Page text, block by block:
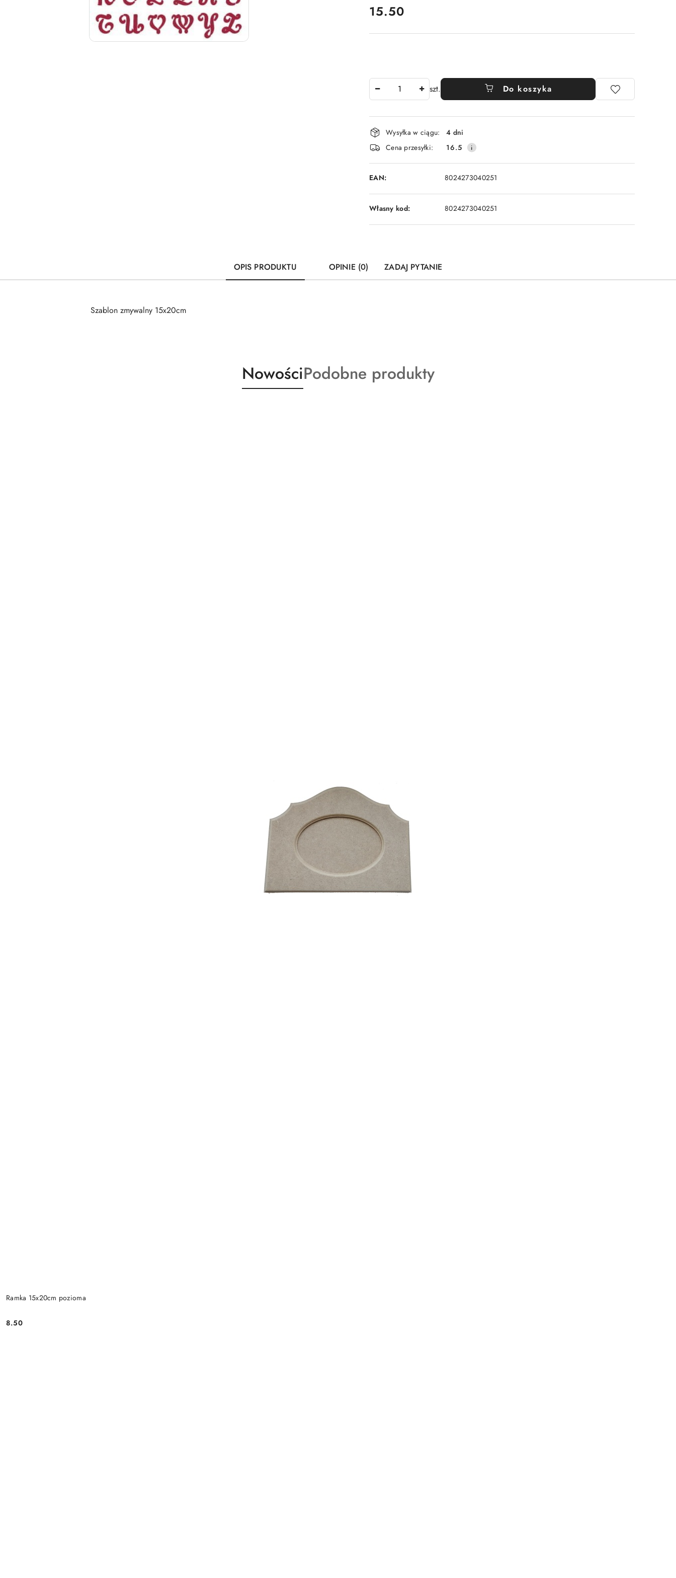
cena:
15.50
szt. Do koszyka
Dostępność
i
dostawa
Wysyłka w ciągu:
4 dni
Cena przesyłki:
16.5
EAN: 8024273040251
Własny kod: 8024273040251
OPIS PRODUKTU OPINIE (0) ZADAJ PYTANIE
Szablon zmywalny 15x20cm
Produkty
o
NowościProdukty
o
Podobne produkty
Ramka 15x20cm pozioma
Cena:
8.50